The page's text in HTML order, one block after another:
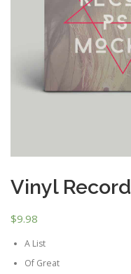
Vinyl Record
$9.98
A List
Of Great